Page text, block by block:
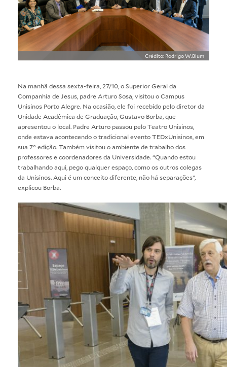
Crédito: Rodrigo W.Blum
Na manhã dessa sexta-feira, 27/10, o Superior Geral da
Companhia de Jesus, padre Arturo Sosa, visitou o Campus
Unisinos Porto Alegre. Na ocasião, ele foi recebido pelo diretor da
Unidade Acadêmica de Graduação, Gustavo Borba, que
apresentou o local. Padre Arturo passou pelo Teatro Unisinos,
onde estava acontecendo o tradicional eventoTEDxUnisinos , em
sua 7ª edição. Também visitou o ambiente de trabalho dos
professores e coordenadores da Universidade. “Quando estou
trabalhando aqui, pego qualquer espaço, como os outros colegas
da Unisinos. Aqui é um conceito diferente, não há separações”,
explicou Borba.